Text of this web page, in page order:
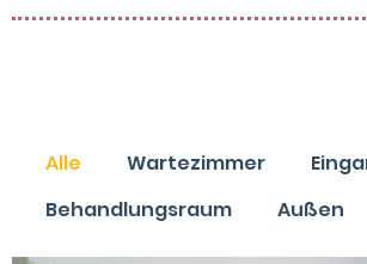
Alle Wartezimmer
Behandlungsraum
Außen